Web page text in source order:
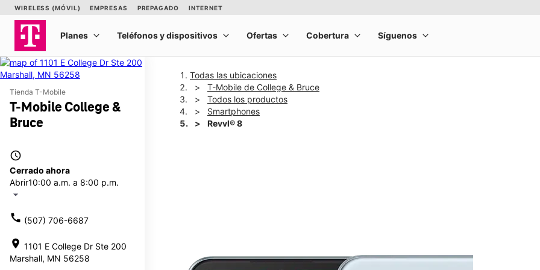
Tienda T-Mobile
T-Mobile College &
Bruce
access_time
Cerrado ahora
Abrir10:00 a.m. a 8:00 p.m.
arrow_drop_down
call (507) 706-6687
location_on 1101 E College Dr Ste 200
Marshall, MN 56258
Todas las ubicaciones
T-Mobile de College & Bruce
Todos los productos
Smartphones
Revvl® 8